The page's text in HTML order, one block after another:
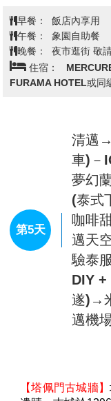
十五年，最後由
谷大皇宮內之玉
全國萬民所最崇
玉佛寺內。現今寺
玉佛的樣式在中國
★【DOI TUNG
THB1000元】
早在1988年建成
在泰國也有一個
九世皇的母親。
民，特別對於泰
集散地改頭換面
提供工作機會並
因此皇太后深受
後，行宮便公開
擺設，了解皇太
2萬坪，栽植著
更換當季植栽，
第4天
+長頸
使瀑
之旅
【大象學校MAE
貴賓來一趟叢林
人員在訓練大小
彩大象表演，大
性揮灑表演獨創
絕妙的情趣，穿
象，品味越野情
【少數民族部落
與生活情形。此
們的特別，由於
佛歷2437年，被
飯店內享用
象園自助餐